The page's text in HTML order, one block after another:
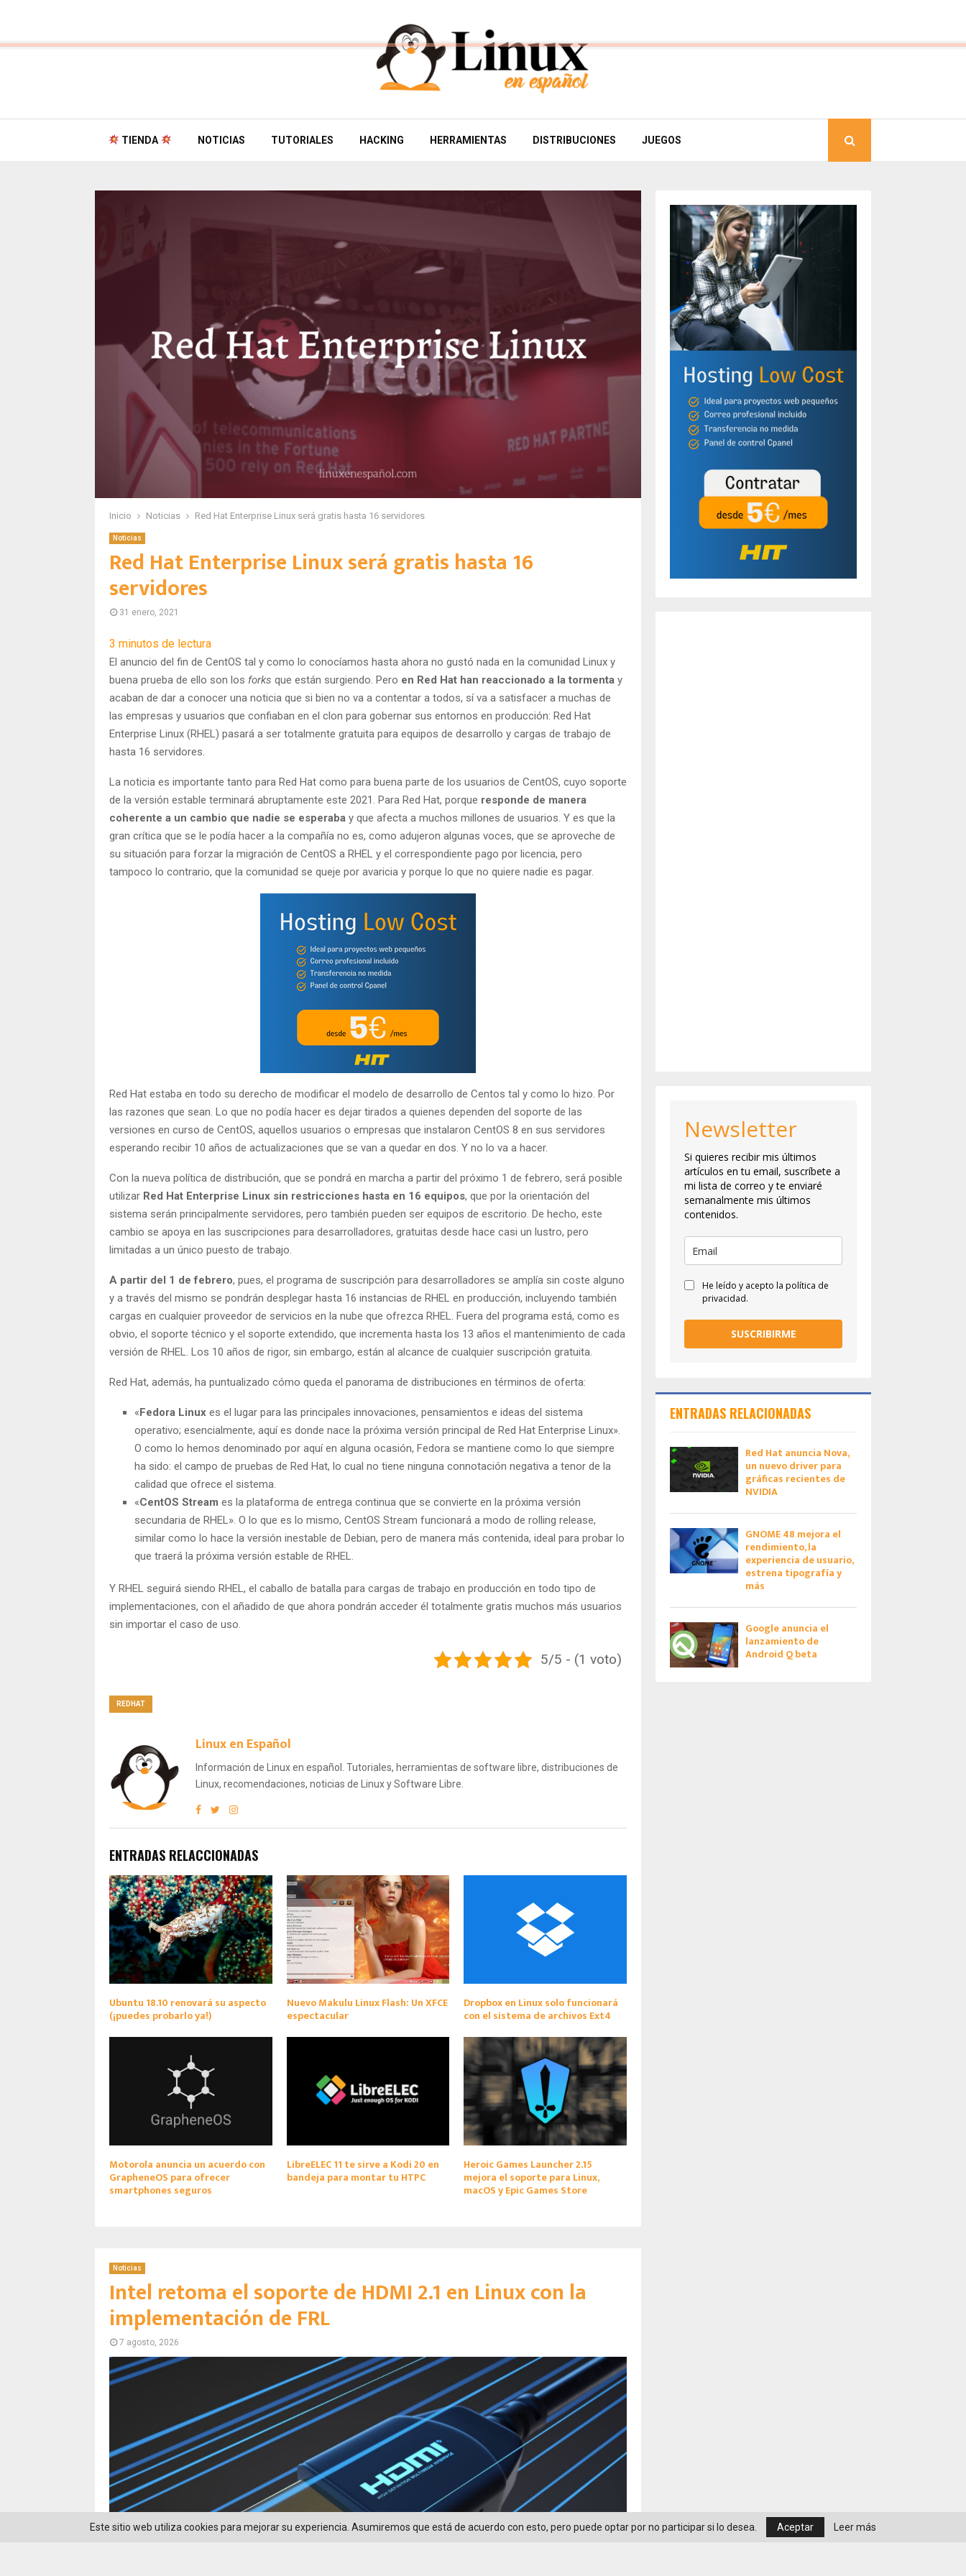
TIENDA NOTICIAS TUTORIALES HACKING HERRAMIENTAS DISTRIBUCIONES JUEGOS
Inicio Noticias Red Hat Enterprise Linux será gratis hasta 16 servidores
Noticias
Red Hat Enterprise Linux será gratis hasta 16
servidores
31 enero, 2021
3 minutos de lectura
El anuncio del fin de CentOS tal y como lo conocíamos hasta ahora no gustó nada en la comunidad Linux y
buena prueba de ello son los forks que están surgiendo. Pero en Red Hat han reaccionado a la tormenta y
acaban de dar a conocer una noticia que si bien no va a contentar a todos, sí va a satisfacer a muchas de
las empresas y usuarios que confiaban en el clon para gobernar sus entornos en producción: Red Hat
Enterprise Linux (RHEL) pasará a ser totalmente gratuita para equipos de desarrollo y cargas de trabajo de
hasta 16 servidores.
La noticia es importante tanto para Red Hat como para buena parte de los usuarios de CentOS, cuyo soporte
de la versión estable terminará abruptamente este 2021. Para Red Hat, porque responde de manera
coherente a un cambio que nadie se esperaba y que afecta a muchos millones de usuarios. Y es que la
gran crítica que se le podía hacer a la compañía no es, como adujeron algunas voces, que se aproveche de
su situación para forzar la migración de CentOS a RHEL y el correspondiente pago por licencia, pero
tampoco lo contrario, que la comunidad se queje por avaricia y porque lo que no quiere nadie es pagar.
Red Hat estaba en todo su derecho de modificar el modelo de desarrollo de Centos tal y como lo hizo. Por
las razones que sean. Lo que no podía hacer es dejar tirados a quienes dependen del soporte de las
versiones en curso de CentOS, aquellos usuarios o empresas que instalaron CentOS 8 en sus servidores
esperando recibir 10 años de actualizaciones que se van a quedar en dos. Y no lo va a hacer.
Con la nueva política de distribución, que se pondrá en marcha a partir del próximo 1 de febrero, será posible
utilizar Red Hat Enterprise Linux sin restricciones hasta en 16 equipos, que por la orientación del
sistema serán principalmente servidores, pero también pueden ser equipos de escritorio. De hecho, este
cambio se apoya en las suscripciones para desarrolladores, gratuitas desde hace casi un lustro, pero
limitadas a un único puesto de trabajo.
A partir del 1 de febrero, pues, el programa de suscripción para desarrolladores se amplía sin coste alguno
y a través del mismo se pondrán desplegar hasta 16 instancias de RHEL en producción, incluyendo también
cargas en cualquier proveedor de servicios en la nube que ofrezca RHEL. Fuera del programa está, como es
obvio, el soporte técnico y el soporte extendido, que incrementa hasta los 13 años el mantenimiento de cada
versión de RHEL. Los 10 años de rigor, sin embargo, están al alcance de cualquier suscripción gratuita.
Red Hat, además, ha puntualizado cómo queda el panorama de distribuciones en términos de oferta:
«Fedora Linux es el lugar para las principales innovaciones, pensamientos e ideas del sistema
operativo; esencialmente, aquí es donde nace la próxima versión principal de Red Hat Enterprise Linux».
O como lo hemos denominado por aquí en alguna ocasión, Fedora se mantiene como lo que siempre
ha sido: el campo de pruebas de Red Hat, lo cual no tiene ninguna connotación negativa a tenor de la
calidad que ofrece el sistema.
«CentOS Stream es la plataforma de entrega continua que se convierte en la próxima versión
secundaria de RHEL». O lo que es lo mismo, CentOS Stream funcionará a modo de rolling release,
similar como lo hace la versión inestable de Debian, pero de manera más contenida, ideal para probar lo
que traerá la próxima versión estable de RHEL.
Y RHEL seguirá siendo RHEL, el caballo de batalla para cargas de trabajo en producción en todo tipo de
implementaciones, con el añadido de que ahora pondrán acceder él totalmente gratis muchos más usuarios
sin importar el caso de uso.
5/5 - (1 voto)
REDHAT
Linux en Español
Información de Linux en español. Tutoriales, herramientas de software libre, distribuciones de
Linux, recomendaciones, noticias de Linux y Software Libre.
ENTRADAS RELACCIONADAS
Ubuntu 18.10 renovará su aspecto
(¡puedes probarlo ya!)
Nuevo Makulu Linux Flash: Un XFCE
espectacular
Dropbox en Linux solo funcionará
con el sistema de archivos Ext4
Motorola anuncia un acuerdo con
GrapheneOS para ofrecer
smartphones seguros
LibreELEC 11 te sirve a Kodi 20 en
bandeja para montar tu HTPC
Heroic Games Launcher 2.15
mejora el soporte para Linux,
macOS y Epic Games Store
Noticias
Intel retoma el soporte de HDMI 2.1 en Linux con la
implementación de FRL
7 agosto, 2026
Newsletter
Si quieres recibir mis últimos
artículos en tu email, suscríbete a
mi lista de correo y te enviaré
semanalmente mis últimos
contenidos.
He leído y acepto la política de
privacidad.
SUSCRIBIRME
ENTRADAS RELACIONADAS
Red Hat anuncia Nova,
un nuevo driver para
gráficas recientes de
NVIDIA
GNOME 48 mejora el
rendimiento, la
experiencia de usuario,
estrena tipografía y
más
Google anuncia el
lanzamiento de
Android Q beta
Este sitio web utiliza cookies para mejorar su experiencia. Asumiremos que está de acuerdo con esto, pero puede optar por no participar si lo desea. Aceptar Leer más